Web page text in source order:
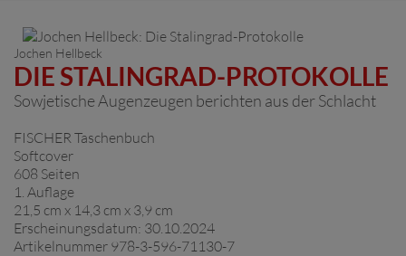
Jochen Hellbeck
DIE STALINGRAD-PROTOKOLLE
Sowjetische Augenzeugen berichten aus der Schlacht
FISCHER Taschenbuch
Softcover
608 Seiten
1. Auflage
21,5 cm x 14,3 cm x 3,9 cm
Erscheinungsdatum: 30.10.2024
Artikelnummer 978-3-596-71130-7